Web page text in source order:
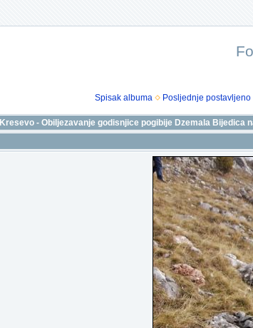
Spisak albuma
Posljednje postavljeno
Kresevo - Obiljezavanje godisnjice pogibije Dzemala Bijedica